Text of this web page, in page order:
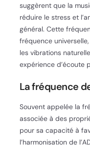
suggèrent que la
réduire le stress et
général. Cette
fréquence
les vibrations
expérience d’écoute
La fréquence
Souvent appelée la
associée à des
pour sa capacité à
l’harmonisation de